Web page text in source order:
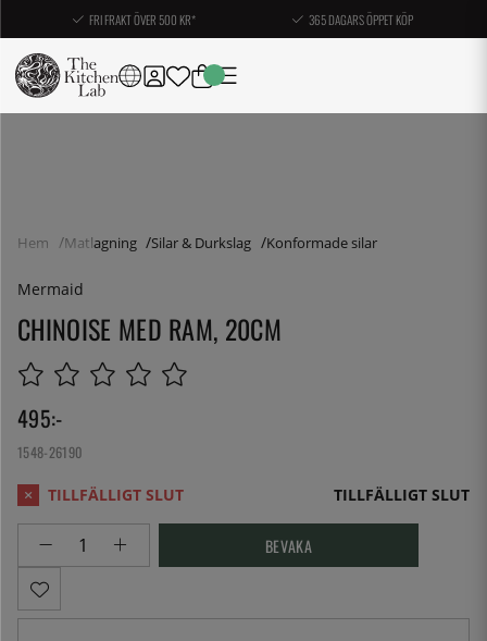
FRI FRAKT ÖVER 500 KR* 365 DAGARS ÖPPET KÖP
Hem Matlagning Silar & Durkslag Konformade silar
Mermaid
CHINOISE MED RAM, 20CM
495:-
1548-26190
TILLFÄLLIGT SLUT
BEVAKA